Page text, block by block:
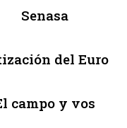
Senasa
del Euro
campo y vos